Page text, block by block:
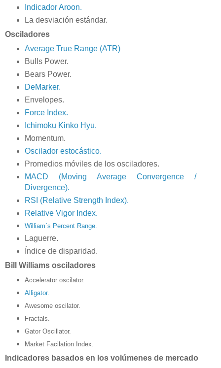
Indicador Aroon.
La desviación estándar.
Osciladores
Average True Range (ATR)
Bulls Power.
Bears Power.
DeMarker.
Envelopes.
Force Index.
Ichimoku Kinko Hyu.
Momentum.
Oscilador estocástico.
Promedios móviles de los osciladores.
MACD (Moving Average Convergence /
Divergence).
RSI (Relative Strength Index).
Relative Vigor Index.
William´s Percent Range.
Laguerre.
Índice de disparidad.
Bill Williams osciladores
Accelerator oscilator.
Alligator.
Awesome oscilator.
Fractals.
Gator Oscillator.
Market Facilation Index.
Indicadores basados ​​en los volúmenes de mercado